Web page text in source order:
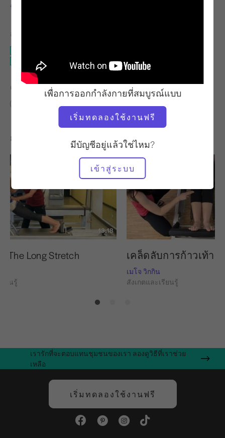
เพื่อการออกกำลังกายที่สมบูรณ์แบบ
เริ่มทดลองใช้งานฟรี
มีบัญชีอยู่แล้วใช่ไหม?
เข้าสู่ระบบ
นิโคล สมิธ
อุปกรณ์ที่ต้องใช้
รีฟอร์มเมอร์ - ไม่มีกล่อง
ค้นหาชั้นเรียนที่คล้ายคลึงกันสำหรับ
การออกกำลังกายอื่น ๆ ที่คุณอาจชอบ
13:18
The Long Stretch
ยนรู้
เคล็ดลับการก้าวเท้า
เมโจ วิกกิน
สังเกตและเรียนรู้
เรารักที่จะตอบแทนชุมชนของเรา ลองดูวิธีที่เราช่วย
เหลือ
เริ่มทดลองใช้งานฟรี